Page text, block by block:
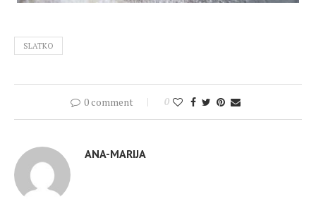
SLATKO
0 comment 0
ANA-MARIJA